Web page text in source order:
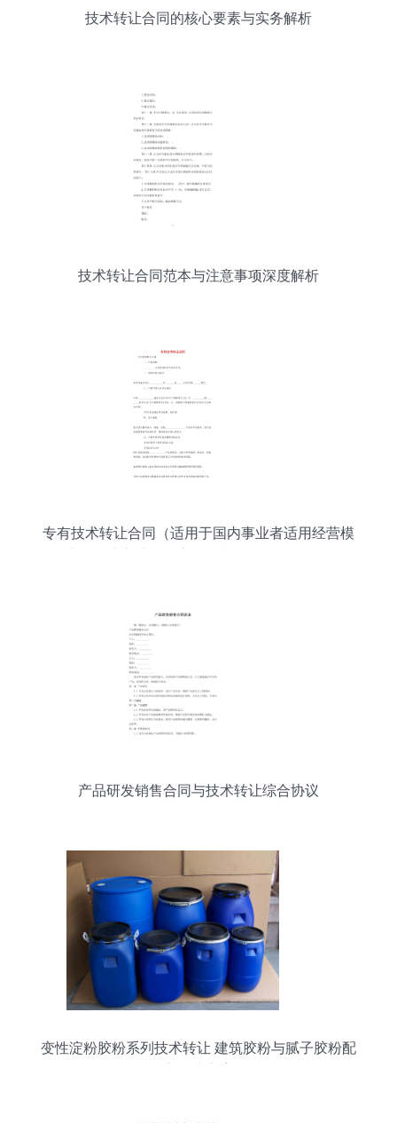
技术转让合同的核心要素与实务解析
技术转让合同范本与注意事项深度解析
专有技术转让合同（适用于国内事业者适用经营模
产品研发销售合同与技术转让综合协议
变性淀粉胶粉系列技术转让 建筑胶粉与腻子胶粉配